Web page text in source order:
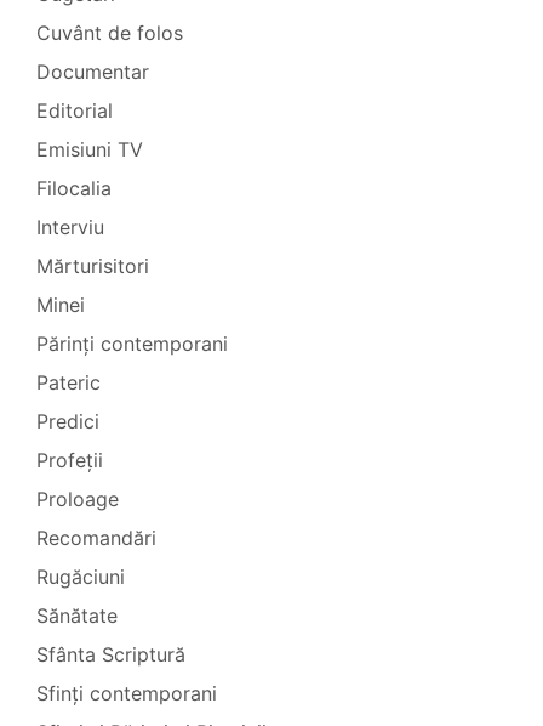
Cuvânt de folos
Documentar
Editorial
Emisiuni TV
Filocalia
Interviu
Mărturisitori
Minei
Părinți contemporani
Pateric
Predici
Profeții
Proloage
Recomandări
Rugăciuni
Sănătate
Sfânta Scriptură
Sfinți contemporani